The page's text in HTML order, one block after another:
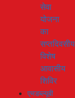
सेवा
योजना
का
सप्तदिवसीय
विशेष
आवासीय
शिविर
एमडब्ल्यूबी